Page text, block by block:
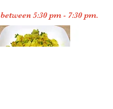
5:30 pm - 7:30 pm.